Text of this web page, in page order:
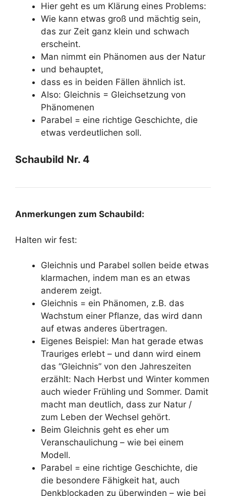
Hier geht es um Klärung eines Problems:
Wie kann etwas groß und mächtig sein,
das zur Zeit ganz klein und schwach
erscheint.
Man nimmt ein Phänomen aus der Natur
und behauptet,
dass es in beiden Fällen ähnlich ist.
Also: Gleichnis = Gleichsetzung von
Phänomenen
Parabel = eine richtige Geschichte, die
etwas verdeutlichen soll.
Schaubild Nr. 4
Anmerkungen zum Schaubild:
Halten wir fest:
Gleichnis und Parabel sollen beide etwas
klarmachen, indem man es an etwas
anderem zeigt.
Gleichnis = ein Phänomen, z.B. das
Wachstum einer Pflanze, das wird dann
auf etwas anderes übertragen.
Eigenes Beispiel: Man hat gerade etwas
Trauriges erlebt – und dann wird einem
das “Gleichnis” von den Jahreszeiten
erzählt: Nach Herbst und Winter kommen
auch wieder Frühling und Sommer. Damit
macht man deutlich, dass zur Natur /
zum Leben der Wechsel gehört.
Beim Gleichnis geht es eher um
Veranschaulichung – wie bei einem
Modell.
Parabel = eine richtige Geschichte, die
die besondere Fähigkeit hat, auch
Denkblockaden zu überwinden – wie bei